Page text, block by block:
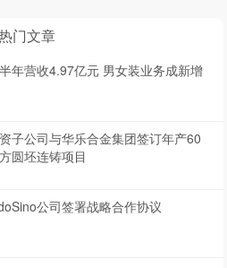
门文章
年营收4.97亿元 男女装业务成新增
子公司与华乐合金集团签订年产60
圆坯连铸项目
公司签署战略合作协议